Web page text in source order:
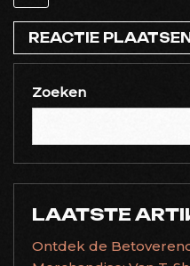
Zoeken
LAATSTE
Ontdek de